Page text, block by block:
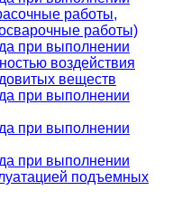
работы,
работы)
при выполнении
воздействия
веществ
при выполнении
при выполнении
при выполнении
подъемных